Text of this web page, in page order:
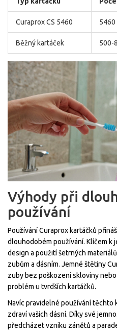
Curaprox CS 5460 5460
Běžný kartáček 500-
Výhody při
používání
Používání Curaprox kartáčků
dlouhodobém používání. Klíčem k
design a použití šetrných
zubům a dásním. Jemné štětiny
zuby bez poškození skloviny
problém u tvrdších kartáčků.
Navíc pravidelné používání
zdraví vašich dásní. Díky své
předcházet vzniku zánětů a